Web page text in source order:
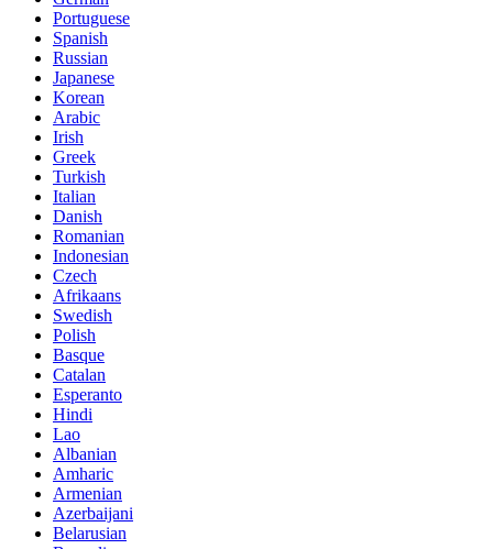
Portuguese
Spanish
Russian
Japanese
Korean
Arabic
Irish
Greek
Turkish
Italian
Danish
Romanian
Indonesian
Czech
Afrikaans
Swedish
Polish
Basque
Catalan
Esperanto
Hindi
Lao
Albanian
Amharic
Armenian
Azerbaijani
Belarusian